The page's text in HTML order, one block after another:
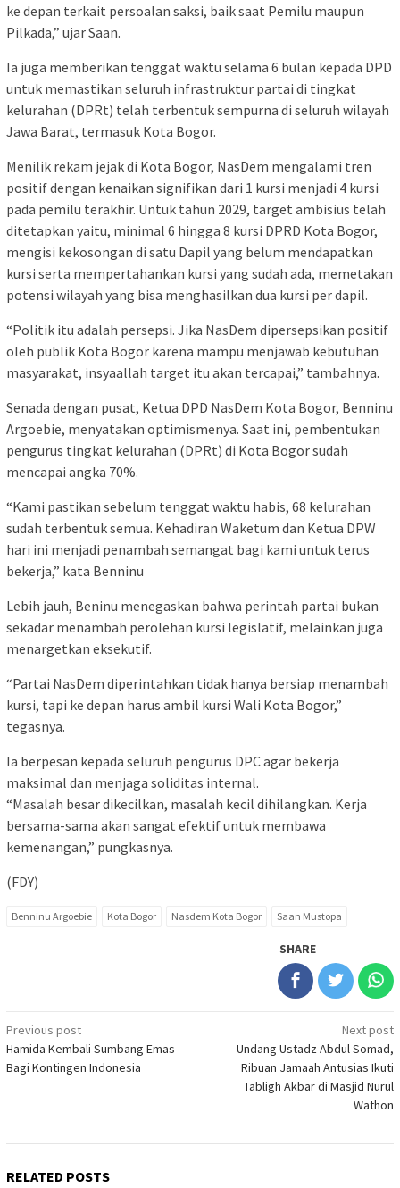
ke depan terkait persoalan saksi, baik saat Pemilu maupun
Pilkada,” ujar Saan.
Ia juga memberikan tenggat waktu selama 6 bulan kepada DPD
untuk memastikan seluruh infrastruktur partai di tingkat
kelurahan (DPRt) telah terbentuk sempurna di seluruh wilayah
Jawa Barat, termasuk Kota Bogor.
Menilik rekam jejak di Kota Bogor, NasDem mengalami tren
positif dengan kenaikan signifikan dari 1 kursi menjadi 4 kursi
pada pemilu terakhir. Untuk tahun 2029, target ambisius telah
ditetapkan yaitu, minimal 6 hingga 8 kursi DPRD Kota Bogor,
mengisi kekosongan di satu Dapil yang belum mendapatkan
kursi serta mempertahankan kursi yang sudah ada, memetakan
potensi wilayah yang bisa menghasilkan dua kursi per dapil.
“Politik itu adalah persepsi. Jika NasDem dipersepsikan positif
oleh publik Kota Bogor karena mampu menjawab kebutuhan
masyarakat, insyaallah target itu akan tercapai,” tambahnya.
Senada dengan pusat, Ketua DPD NasDem Kota Bogor, Benninu
Argoebie, menyatakan optimismenya. Saat ini, pembentukan
pengurus tingkat kelurahan (DPRt) di Kota Bogor sudah
mencapai angka 70%.
“Kami pastikan sebelum tenggat waktu habis, 68 kelurahan
sudah terbentuk semua. Kehadiran Waketum dan Ketua DPW
hari ini menjadi penambah semangat bagi kami untuk terus
bekerja,” kata Benninu
Lebih jauh, Beninu menegaskan bahwa perintah partai bukan
sekadar menambah perolehan kursi legislatif, melainkan juga
menargetkan eksekutif.
“Partai NasDem diperintahkan tidak hanya bersiap menambah
kursi, tapi ke depan harus ambil kursi Wali Kota Bogor,”
tegasnya.
Ia berpesan kepada seluruh pengurus DPC agar bekerja
maksimal dan menjaga soliditas internal.
“Masalah besar dikecilkan, masalah kecil dihilangkan. Kerja
bersama-sama akan sangat efektif untuk membawa
kemenangan,” pungkasnya.
(FDY)
Benninu Argoebie Kota Bogor Nasdem Kota Bogor Saan Mustopa
SHARE
Post
navigation
Previous post
Hamida Kembali Sumbang Emas
Bagi Kontingen Indonesia
Next post
Undang Ustadz Abdul Somad,
Ribuan Jamaah Antusias Ikuti
Tabligh Akbar di Masjid Nurul
Wathon
RELATED POSTS